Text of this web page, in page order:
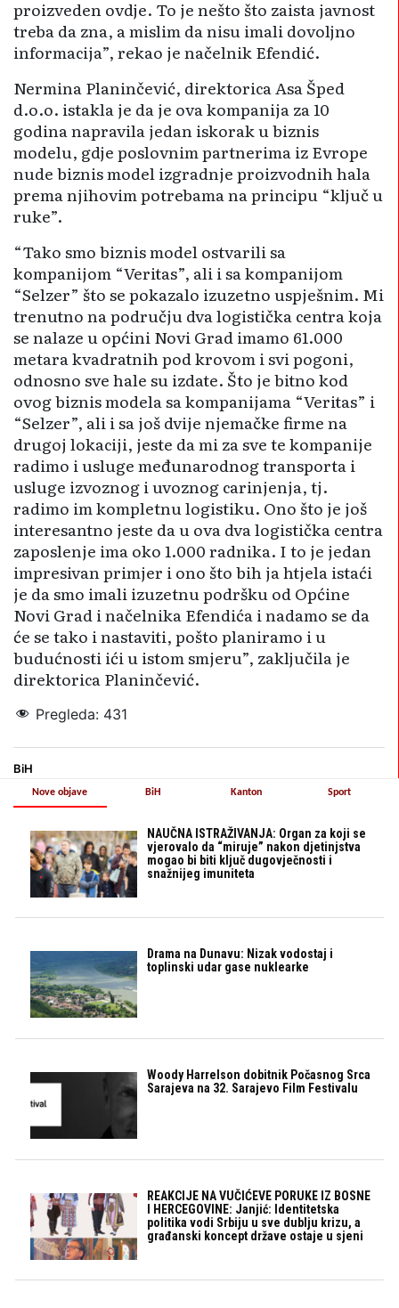
proizveden ovdje. To je nešto što zaista javnost
treba da zna, a mislim da nisu imali dovoljno
informacija”, rekao je načelnik Efendić.
Nermina Planinčević, direktorica Asa Šped
d.o.o. istakla je da je ova kompanija za 10
godina napravila jedan iskorak u biznis
modelu, gdje poslovnim partnerima iz Evrope
nude biznis model izgradnje proizvodnih hala
prema njihovim potrebama na principu “ključ u
ruke”.
“Tako smo biznis model ostvarili sa
kompanijom “Veritas”, ali i sa kompanijom
“Selzer” što se pokazalo izuzetno uspješnim. Mi
trenutno na području dva logistička centra koja
se nalaze u općini Novi Grad imamo 61.000
metara kvadratnih pod krovom i svi pogoni,
odnosno sve hale su izdate. Što je bitno kod
ovog biznis modela sa kompanijama “Veritas” i
“Selzer”, ali i sa još dvije njemačke firme na
drugoj lokaciji, jeste da mi za sve te kompanije
radimo i usluge međunarodnog transporta i
usluge izvoznog i uvoznog carinjenja, tj.
radimo im kompletnu logistiku. Ono što je još
interesantno jeste da u ova dva logistička centra
zaposlenje ima oko 1.000 radnika. I to je jedan
impresivan primjer i ono što bih ja htjela istaći
je da smo imali izuzetnu podršku od Općine
Novi Grad i načelnika Efendića i nadamo se da
će se tako i nastaviti, pošto planiramo i u
budućnosti ići u istom smjeru”, zaključila je
direktorica Planinčević.
Pregleda: 431
BiH
Nove objave
NAUČNA ISTRAŽIVANJA: Organ za koji se
vjerovalo da “miruje” nakon djetinjstva
mogao bi biti ključ dugovječnosti i
snažnijeg imuniteta
Drama na Dunavu: Nizak vodostaj i
toplinski udar gase nuklearke
Woody Harrelson dobitnik Počasnog Srca
Sarajeva na 32. Sarajevo Film Festivalu
REAKCIJE NA VUČIĆEVE PORUKE IZ BOSNE
I HERCEGOVINE: Janjić: Identitetska
politika vodi Srbiju u sve dublju krizu, a
građanski koncept države ostaje u sjeni
BiH Kanton Sport